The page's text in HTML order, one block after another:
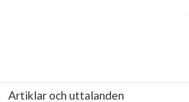
Artiklar och uttalanden